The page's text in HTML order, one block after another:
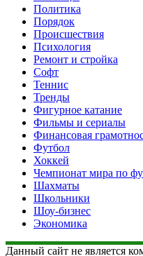
Политика
Порядок
Происшествия
Психология
Ремонт и стройка
Софт
Теннис
Тренды
Фигурное катание
Фильмы и сериалы
Финансовая
Футбол
Хоккей
Чемпионат мира по
Шахматы
Школьники
Шоу-бизнес
Экономика
Данный сайт не является